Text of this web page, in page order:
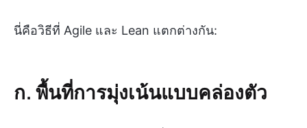
นี่คือวิธีที่ Agile และ Lean แตกต่างกัน:
ก. พื้นที่การมุ่งเน้นแบบคล่องตัว